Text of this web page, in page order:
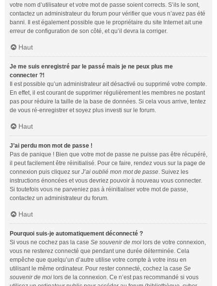
votre nom d’utilisateur et votre mot de passe soient corrects. S’ils le sont,
contactez un administrateur du forum pour vérifier que vous n’avez pas été
banni. Il est également possible que le propriétaire du site Internet ait une
erreur de configuration de son côté, et qu’il devra la corriger.
Haut
Je me suis enregistré par le passé mais je ne peux plus me
connecter ?!
Il est possible qu’un administrateur ait désactivé ou supprimé votre compte.
En effet, il est courant de supprimer régulièrement les membres ne postant
pas pour réduire la taille de la base de données. Si cela vous arrive, tentez
de vous ré-enregistrer et soyez plus investi sur le forum.
Haut
J’ai perdu mon mot de passe !
Pas de panique ! Bien que votre mot de passe ne puisse pas être récupéré,
il peut facilement être réinitialisé. Pour ce faire, rendez vous sur la page de
connexion puis cliquez sur J’ai oublié mon mot de passe. Suivez les
instructions énoncées et vous devriez pouvoir à nouveau vous connecter.
Si toutefois vous ne parveniez pas à réinitialiser votre mot de passe,
contactez un administrateur du forum.
Haut
Pourquoi suis-je automatiquement déconnecté ?
Si vous ne cochez pas la case Se souvenir de moi lors de votre connexion,
vous ne resterez connecté que pendant une durée déterminée. Cela
empêche que quelqu’un d’autre utilise votre compte à votre insu en
utilisant le même ordinateur. Pour rester connecté, cochez la case Se
souvenir de moi lors de la connexion. Ce n’est pas recommandé si vous